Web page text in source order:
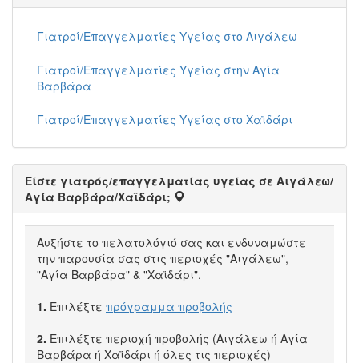
Γιατροί/Επαγγελματίες Υγείας στο Αιγάλεω
Γιατροί/Επαγγελματίες Υγείας στην Αγία
Βαρβάρα
Γιατροί/Επαγγελματίες Υγείας στο Χαϊδάρι
Είστε γιατρός/επαγγελματίας υγείας σε Αιγάλεω/
Αγία Βαρβάρα/Χαϊδάρι;
Αυξήστε το πελατολόγιό σας και ενδυναμώστε
την παρουσία σας στις περιοχές "Αιγάλεω",
"Αγία Βαρβάρα" & "Χαϊδάρι".
1. Επιλέξτε πρόγραμμα προβολής
2. Επιλέξτε περιοχή προβολής (Αιγάλεω ή Αγία
Βαρβάρα ή Χαϊδάρι ή όλες τις περιοχές)